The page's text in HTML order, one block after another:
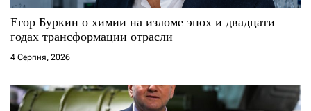
Егор Буркин о химии на изломе эпох и двадцати
годах трансформации отрасли
4 Серпня, 2026